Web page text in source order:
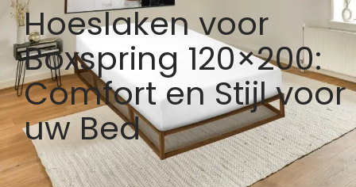
Hoeslaken voor
Boxspring 120×200:
Comfort en Stijl voor
uw Bed